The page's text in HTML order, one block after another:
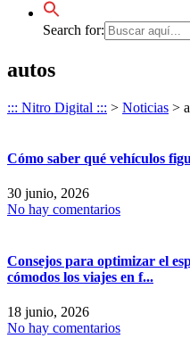
Search for:
autos
::: Nitro Digital ::: > Noticias >
Cómo saber qué vehículos
30 junio, 2026
No hay comentarios
Consejos para optimizar el
cómodos los viajes en f...
18 junio, 2026
No hay comentarios